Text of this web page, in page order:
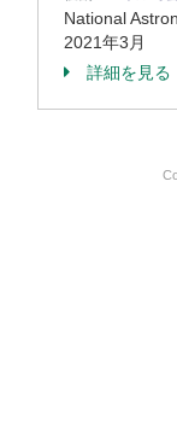
National
2021年3月
詳細を見る